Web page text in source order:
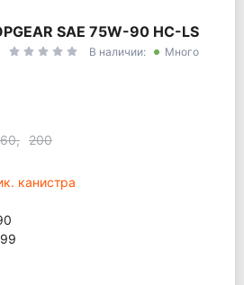
SAE 75W-90 HC-LS
В наличии: Много
60 200
канистра